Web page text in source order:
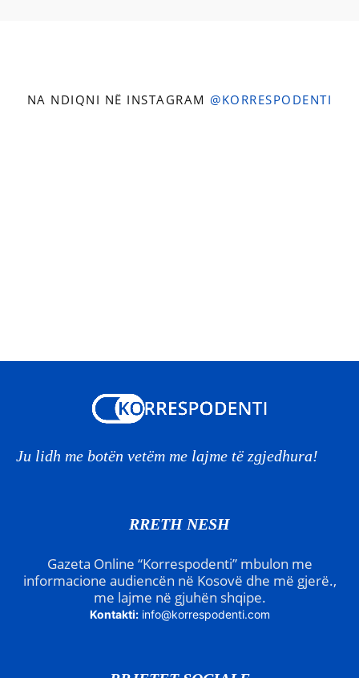
NA NDIQNI NË INSTAGRAM @KORRESPODENTI
Ju lidh me botën vetëm me lajme të zgjedhura!
RRETH NESH
Gazeta Online “Korrespodenti” mbulon me
informacione audiencën në Kosovë dhe më gjerë.,
me lajme në gjuhën shqipe.
Kontakti: info@korrespodenti.com